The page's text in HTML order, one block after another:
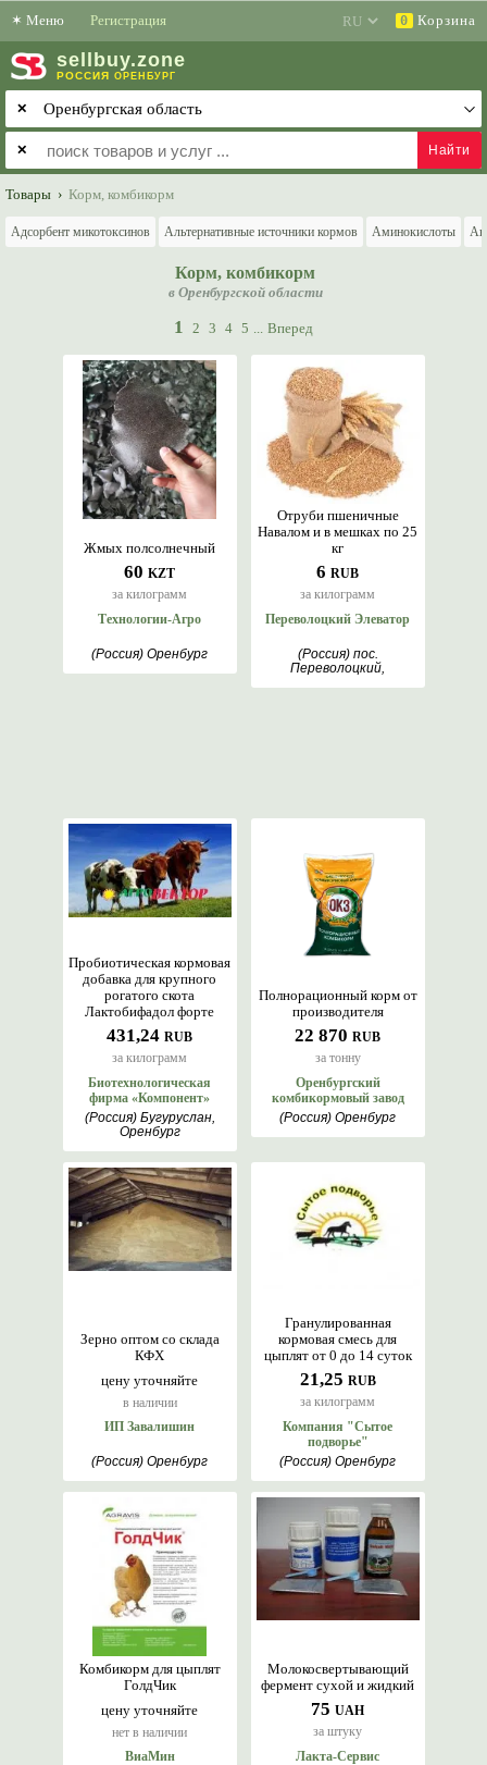
✶ Меню Регистрация 0 Корзина
sell buy.zone
РОССИЯ ОРЕНБУРГ
✕
✕
Товары › Корм, комбикорм
Адсорбент микотоксинов Альтернативные источники кормов Аминокислоты
Корм, комбикорм
в Оренбургской области
1 2 3 4 5 ... Вперед
60 KZT
за килограмм
Жмых полсолнечный
Технологии-Агро
(Россия) Оренбург
6 RUB
за килограмм
Отруби пшеничные
Навалом и в мешках по 25
кг
Переволоцкий Элеватор
(Россия) пос.
Переволоцкий,
431,24 RUB
за килограмм
Пробиотическая кормовая
добавка для крупного
рогатого скота
Лактобифадол форте
Биотехнологическая
фирма «Компонент»
(Россия) Бугуруслан,
Оренбург
22 870 RUB
за тонну
Полнорационный корм от
производителя
Оренбургский
комбикормовый завод
(Россия) Оренбург
цену уточняйте
в наличии
Зерно оптом со склада
КФХ
ИП Завалишин
(Россия) Оренбург
21,25 RUB
за килограмм
Гранулированная
кормовая смесь для
цыплят от 0 до 14 суток
Компания "Сытое
подворье"
(Россия) Оренбург
цену уточняйте
нет в наличии
Комбикорм для цыплят
ГолдЧик
ВиаМин
75 UAH
за штуку
Молокосвертывающий
фермент сухой и жидкий
Лакта-Сервис